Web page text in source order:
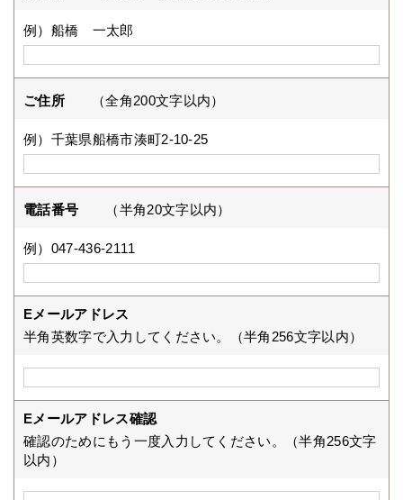
例）船橋 一太郎
ご住所 （全角200文字以内）
例）千葉県船橋市湊町2-10-25
電話番号 （半角20文字以内）
例）047-436-2111
Eメールアドレス
半角英数字で入力してください。（半角256文字以内）
Eメールアドレス確認
確認のためにもう一度入力してください。（半角256文字
以内）